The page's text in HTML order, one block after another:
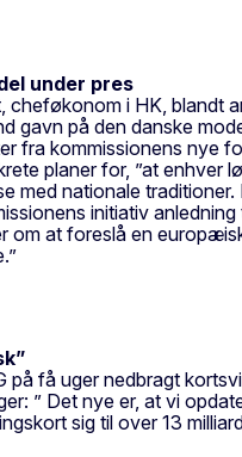
under pres
i HK, blandt
gavn på den danske
fra kommissionens nye
planer for, ”at
med nationale
initiativ
at foreslå en
få uger nedbragt
” Det nye er, at vi
sig til over 13